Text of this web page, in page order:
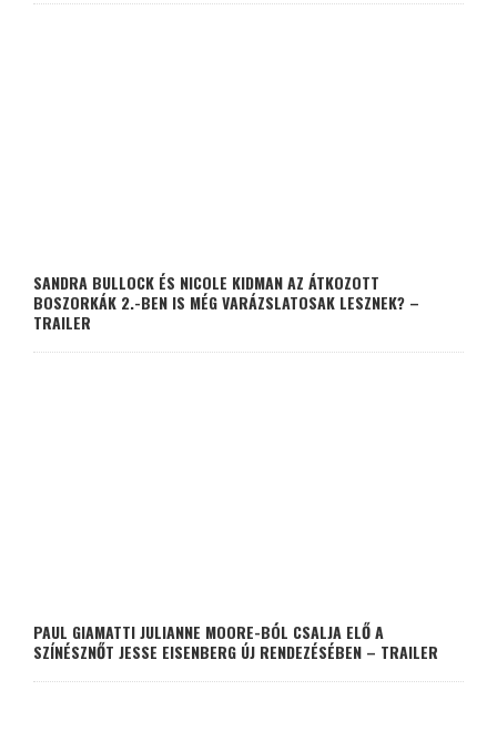
SANDRA BULLOCK ÉS NICOLE KIDMAN AZ ÁTKOZOTT
BOSZORKÁK 2.-BEN IS MÉG VARÁZSLATOSAK LESZNEK? –
TRAILER
PAUL GIAMATTI JULIANNE MOORE-BÓL CSALJA ELŐ A
SZÍNÉSZNŐT JESSE EISENBERG ÚJ RENDEZÉSÉBEN – TRAILER